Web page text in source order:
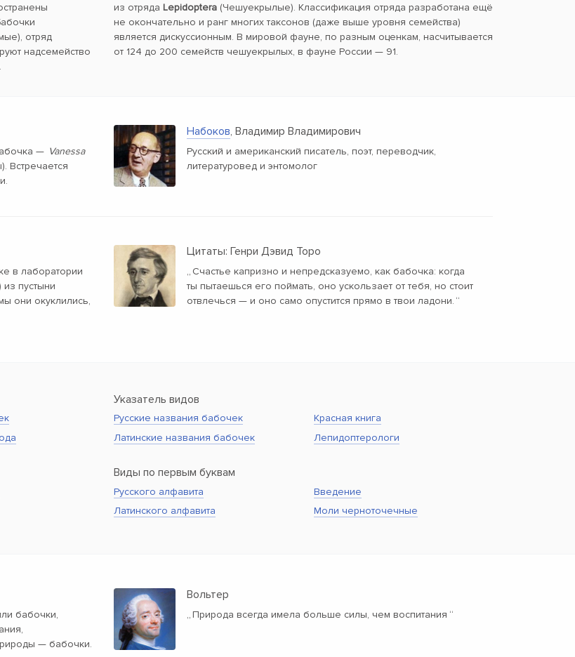
отряд
надсемейство
.
из отряда Lepidoptera (Чешуекрылые). Классификация отряда разработана ещё
не окончательно и ранг многих таксонов (даже выше уровня семейства)
является дискуссионным. В мировой фауне, по разным оценкам, насчитывается
от 124 до 200 семейств чешуекрылых, в фауне России — 91.
— Vanessa
Встречается
Набоков, Владимир Владимирович
Русский и американский писатель, поэт, переводчик,
литературовед и энтомолог
в лаборатории
из пустыни
они окуклились,
Цитаты: Генри Дэвид Торо
„ Счастье капризно и непредсказуемо, как бабочка: когда
ты пытаешься его поймать, оно ускользает от тебя, но стоит
отвлечься — и оно само опустится прямо в твои ладони. “
Указатель видов
Русские названия бабочек
Латинские названия бабочек
Виды по первым буквам
Русского алфавита
Латинского алфавита
Красная книга
Лепидоптерологи
Введение
Моли черноточечные
бабочки,
— бабочки.
Вольтер
„Природа всегда имела больше силы, чем воспитания “